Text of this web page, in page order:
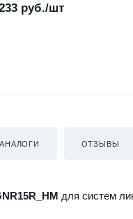
руб./шт
АНАЛОГИ ОТЗЫВЫ
для систем